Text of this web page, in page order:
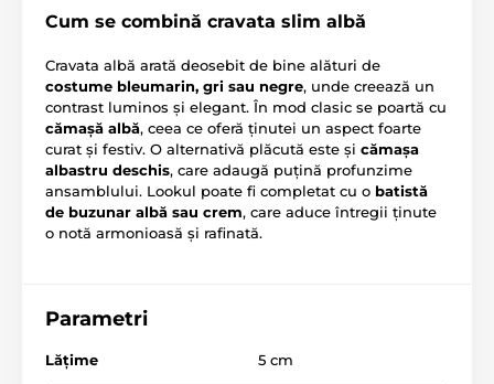
Cum se combină cravata slim albă
Cravata albă arată deosebit de bine alături de
costume bleumarin, gri sau negre, unde creează un
contrast luminos și elegant. În mod clasic se poartă cu
cămașă albă, ceea ce oferă ținutei un aspect foarte
curat și festiv. O alternativă plăcută este și cămașa
albastru deschis, care adaugă puțină profunzime
ansamblului. Lookul poate fi completat cu o batistă
de buzunar albă sau crem, care aduce întregii ținute
o notă armonioasă și rafinată.
Parametri
Lăţime 5 cm